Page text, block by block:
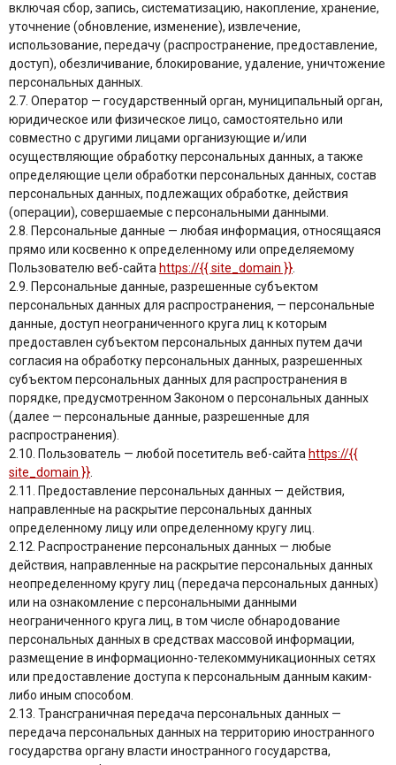
включая сбор, запись, систематизацию, накопление, хранение,
уточнение (обновление, изменение), извлечение,
использование, передачу (распространение, предоставление,
доступ), обезличивание, блокирование, удаление, уничтожение
персональных данных.
2.7. Оператор — государственный орган, муниципальный орган,
юридическое или физическое лицо, самостоятельно или
совместно с другими лицами организующие и/или
осуществляющие обработку персональных данных, а также
определяющие цели обработки персональных данных, состав
персональных данных, подлежащих обработке, действия
(операции), совершаемые с персональными данными.
2.8. Персональные данные — любая информация, относящаяся
прямо или косвенно к определенному или определяемому
Пользователю веб-сайта https://{{ site_domain }}
2.9. Персональные данные, разрешенные субъектом
персональных данных для распространения, — персональные
данные, доступ неограниченного круга лиц к которым
предоставлен субъектом персональных данных путем дачи
согласия на обработку персональных данных, разрешенных
субъектом персональных данных для распространения в
порядке, предусмотренном Законом о персональных данных
(далее — персональные данные, разрешенные для
распространения).
2.10. Пользователь — любой посетитель веб-сайта https://{{
site_domain }}
2.11. Предоставление персональных данных — действия,
направленные на раскрытие персональных данных
определенному лицу или определенному кругу лиц.
2.12. Распространение персональных данных — любые
действия, направленные на раскрытие персональных данных
неопределенному кругу лиц (передача персональных данных)
или на ознакомление с персональными данными
неограниченного круга лиц, в том числе обнародование
персональных данных в средствах массовой информации,
размещение в информационно-телекоммуникационных сетях
или предоставление доступа к персональным данным каким-
либо иным способом.
2.13. Трансграничная передача персональных данных —
передача персональных данных на территорию иностранного
государства органу власти иностранного государства,